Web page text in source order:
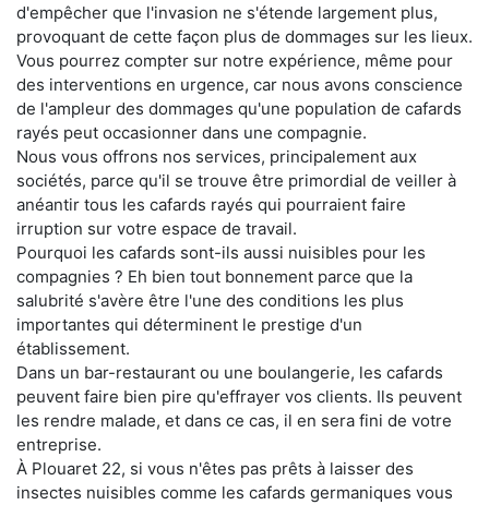
d'empêcher que l'invasion ne s'étende largement plus,
provoquant de cette façon plus de dommages sur les lieux.
Vous pourrez compter sur notre expérience, même pour
des interventions en urgence, car nous avons conscience
de l'ampleur des dommages qu'une population de cafards
rayés peut occasionner dans une compagnie.
Nous vous offrons nos services, principalement aux
sociétés, parce qu'il se trouve être primordial de veiller à
anéantir tous les cafards rayés qui pourraient faire
irruption sur votre espace de travail.
Pourquoi les cafards sont-ils aussi nuisibles pour les
compagnies ? Eh bien tout bonnement parce que la
salubrité s'avère être l'une des conditions les plus
importantes qui déterminent le prestige d'un
établissement.
Dans un bar-restaurant ou une boulangerie, les cafards
peuvent faire bien pire qu'effrayer vos clients. Ils peuvent
les rendre malade, et dans ce cas, il en sera fini de votre
entreprise.
À Plouaret 22, si vous n'êtes pas prêts à laisser des
insectes nuisibles comme les cafards germaniques vous